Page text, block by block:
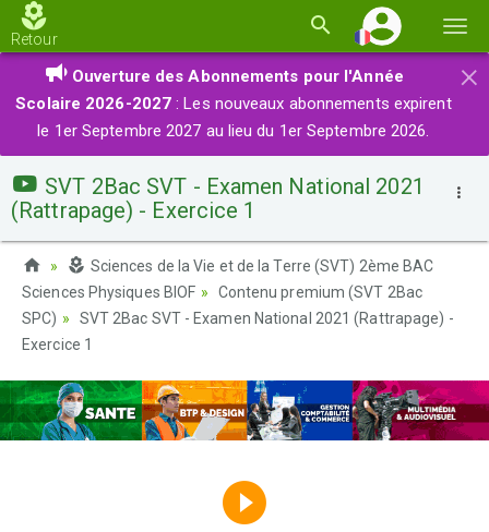
la
Retour
×
Ouverture des Abonnements pour l'Année
Scolaire 2026-2027 : Les nouveaux abonnements expirent
le 1er Septembre 2027 au lieu du 1er Septembre 2026.
SVT 2Bac SVT - Examen National 2021
(Rattrapage) - Exercice 1
Sciences de la Vie et de la Terre (SVT) 2ème BAC
Sciences Physiques BIOF
Contenu premium (SVT 2Bac
SPC)
SVT 2Bac SVT - Examen National 2021 (Rattrapage) -
Exercice 1